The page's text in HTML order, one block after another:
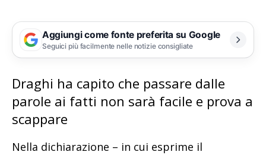
Aggiungi come fonte preferita su Google
Seguici più facilmente nelle notizie consigliate
Draghi ha capito che passare dalle
parole ai fatti non sarà facile e prova a
scappare
Nella dichiarazione – in cui esprime il